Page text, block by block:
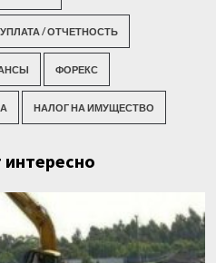
/ ОТЧЕТНОСТЬ
ФОРЕКС
НАЛОГ НА ИМУЩЕСТВО